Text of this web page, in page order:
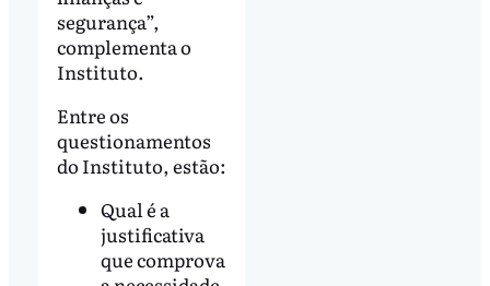
segurança”,
complementa o
Instituto.
Entre os
questionamentos
do Instituto, estão:
Qual é a
justificativa
que comprova